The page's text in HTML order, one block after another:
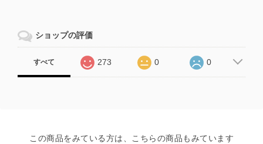
ショップの評価
すべて 273 0 0
この商品をみている方は、こちらの商品もみています